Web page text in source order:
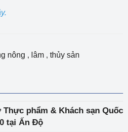
nông , lâm , thủy sản
phẩm & Khách sạn Quốc
tại Ấn Độ